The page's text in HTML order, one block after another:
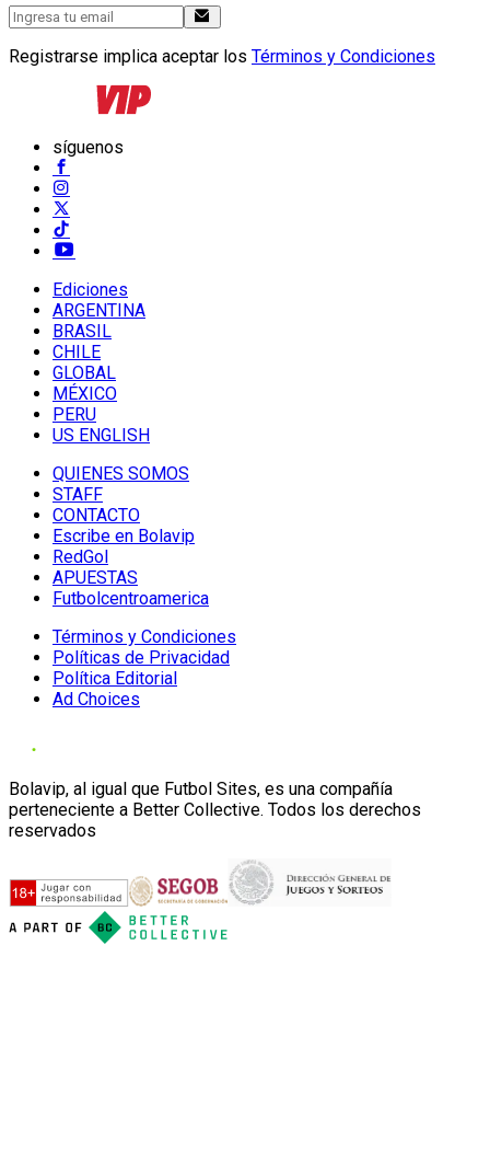
Registrarse implica aceptar los Términos y Condiciones
síguenos
Ediciones
ARGENTINA
BRASIL
CHILE
GLOBAL
MÉXICO
PERU
US ENGLISH
QUIENES SOMOS
STAFF
CONTACTO
Escribe en Bolavip
RedGol
APUESTAS
Futbolcentroamerica
Términos y Condiciones
Políticas de Privacidad
Política Editorial
Ad Choices
Bolavip, al igual que Futbol Sites, es una compañía
perteneciente a Better Collective. Todos los derechos
reservados